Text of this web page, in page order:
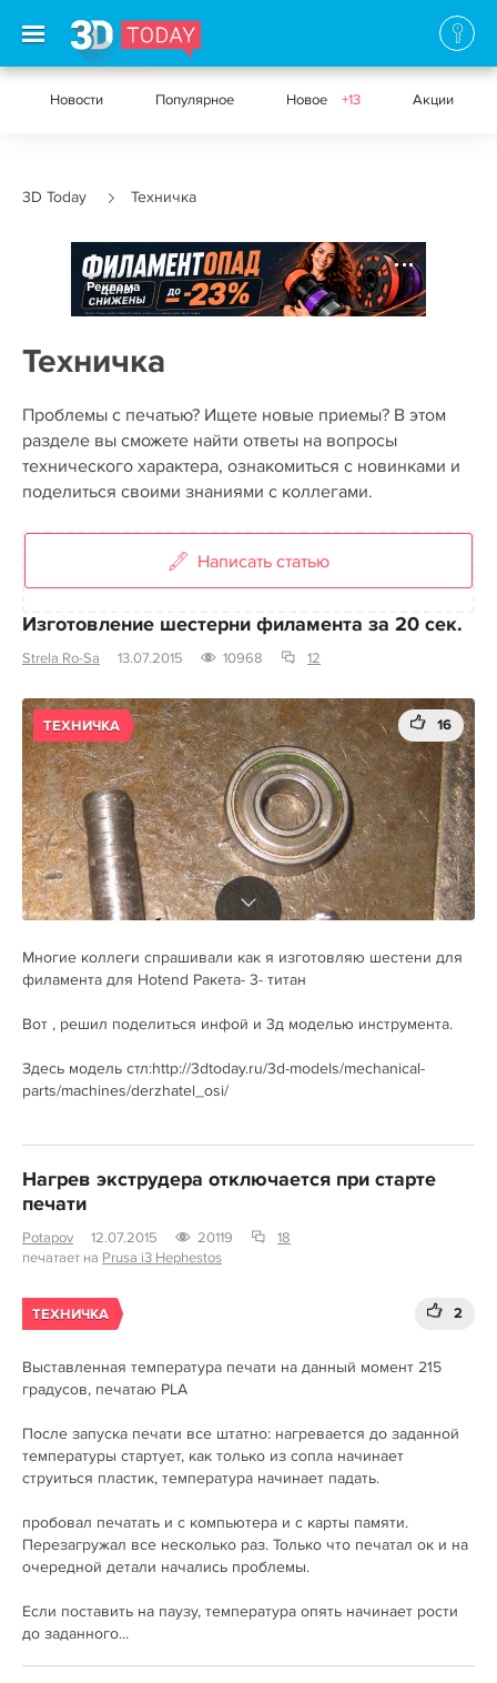
Новости Популярное Новое +13 Акции
3D Today Техничка
Реклама
Техничка
Проблемы с печатью? Ищете новые приемы? В этом
разделе вы сможете найти ответы на вопросы
технического характера, ознакомиться с новинками и
поделиться своими знаниями с коллегами.
Написать статью
Изготовление шестерни филамента за 20 сек.
Strela Ro-Sa 13.07.2015 10968 12
ТЕХНИЧКА 16
Многие коллеги спрашивали как я изготовляю шестени для
филамента для Hotend Ракета- 3- титан
Вот , решил поделиться инфой и 3д моделью инструмента.
Здесь модель стл:http://3dtoday.ru/3d-models/mechanical-
parts/machines/derzhatel_osi/
Нагрев экструдера отключается при старте
печати
Potapov 12.07.2015 20119
18
печатает на Prusa i3 Hephestos
ТЕХНИЧКА 2
Выставленная температура печати на данный момент 215
градусов, печатаю PLA
После запуска печати все штатно: нагревается до заданной
температуры стартует, как только из сопла начинает
струиться пластик, температура начинает падать.
пробовал печатать и с компьютера и с карты памяти.
Перезагружал все несколько раз. Только что печатал ок и на
очередной детали начались проблемы.
Если поставить на паузу, температура опять начинает рости
до заданного...